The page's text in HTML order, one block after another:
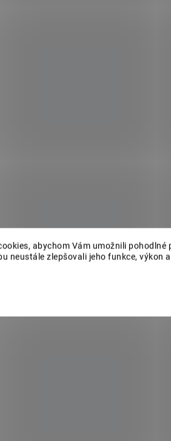
abychom Vám umožnili pohodlné
neustále zlepšovali jeho funkce, výkon